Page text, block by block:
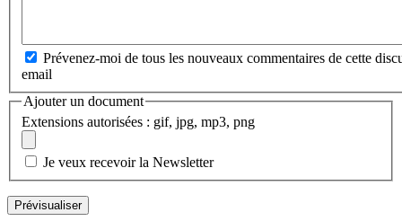
Prévenez-moi de tous les nouveaux commentaires de cette
email
Ajouter un document
Extensions autorisées : gif, jpg, mp3, png
Je veux recevoir la Newsletter